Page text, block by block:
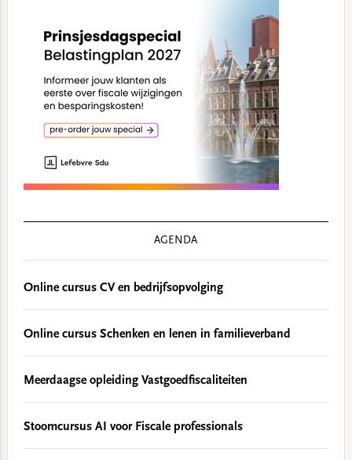
AGENDA
Online cursus CV en bedrijfsopvolging
Online cursus Schenken en lenen in familieverband
Meerdaagse opleiding Vastgoedfiscaliteiten
Stoomcursus AI voor Fiscale professionals